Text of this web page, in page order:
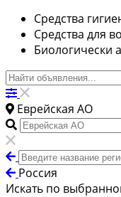
Средства
Средства для
Биологически
Еврейская АО
Россия
Искать по